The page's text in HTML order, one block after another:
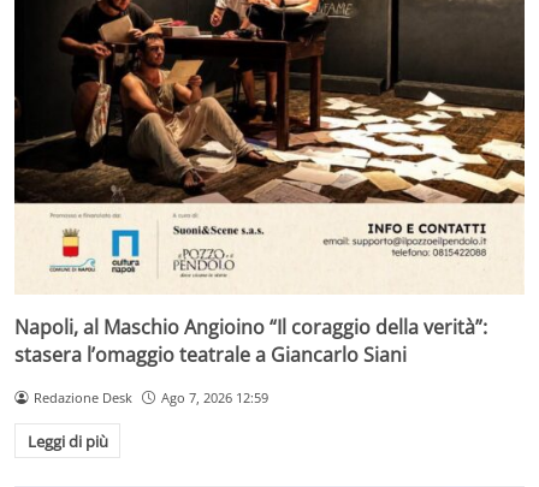
Napoli, al Maschio Angioino “Il coraggio della verità”:
stasera l’omaggio teatrale a Giancarlo Siani
Redazione Desk Ago 7, 2026 12:59
Leggi di più